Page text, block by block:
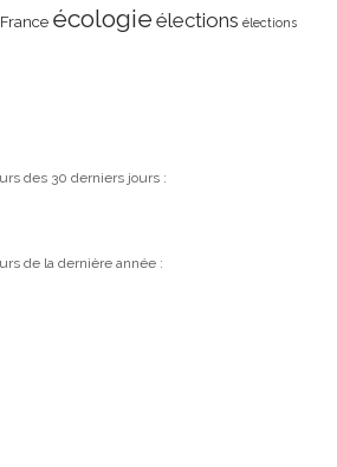
écologie élections élections
des 30 derniers jours :
de la dernière année :